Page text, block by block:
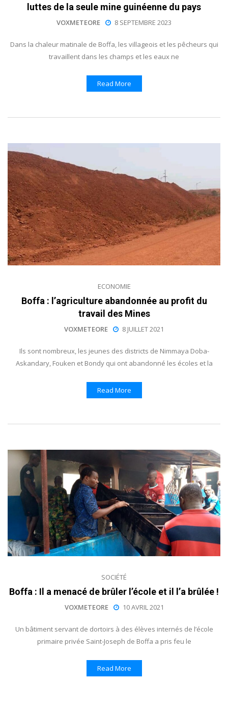
luttes de la seule mine guinéenne du pays
VOXMETEORE 8 SEPTEMBRE 2023
Dans la chaleur matinale de Boffa, les villageois et les pêcheurs qui
travaillent dans les champs et les eaux ne
Read More
ECONOMIE
Boffa : l’agriculture abandonnée au profit du
travail des Mines
VOXMETEORE 8 JUILLET 2021
Ils sont nombreux, les jeunes des districts de Nimmaya Doba-
Askandary, Fouken et Bondy qui ont abandonné les écoles et la
Read More
SOCIÉTÉ
Boffa : Il a menacé de brûler l’école et il l’a brûlée !
VOXMETEORE 10 AVRIL 2021
Un bâtiment servant de dortoirs à des élèves internés de l’école
primaire privée Saint-Joseph de Boffa a pris feu le
Read More